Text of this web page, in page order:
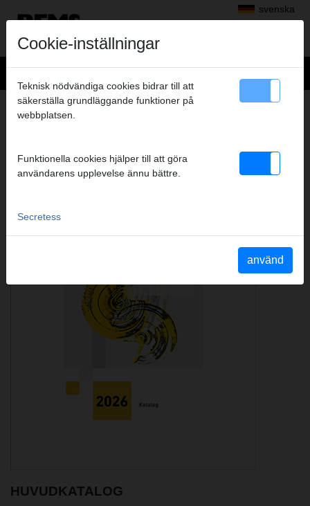
svenska
PRODUKTKATALOG, BROSCHYR
HUVUDKATALOG
Cookie-inställningar
Teknisk nödvändiga cookies bidrar till att
säkerställa grundläggande funktioner på
webbplatsen.
Funktionella cookies hjälper till att göra
användarens upplevelse ännu bättre.
Secretess
använd